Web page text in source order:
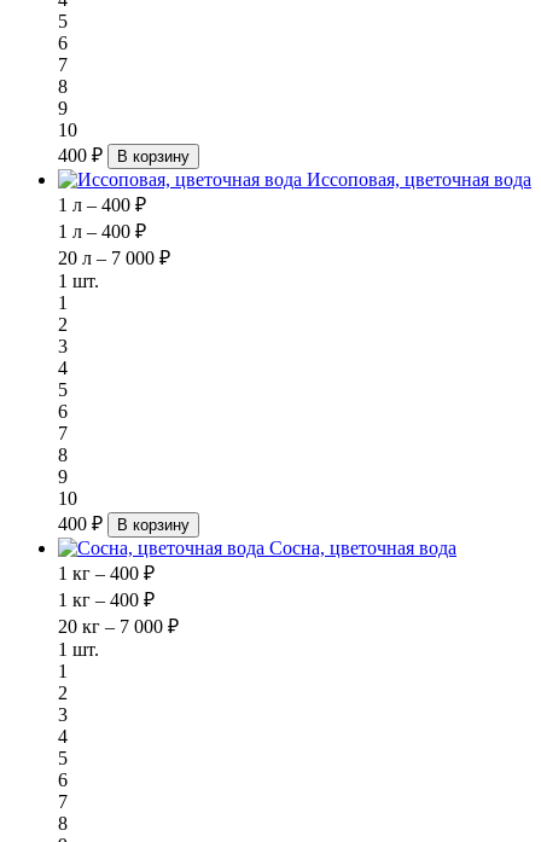
5
6
7
8
9
10
400 ₽
В корзину
Иссоповая, цветочная вода
1 л – 400 ₽
1 л – 400 ₽
20 л – 7 000 ₽
1 шт.
1
2
3
4
5
6
7
8
9
10
400 ₽
В корзину
Сосна, цветочная вода
1 кг – 400 ₽
1 кг – 400 ₽
20 кг – 7 000 ₽
1 шт.
1
2
3
4
5
6
7
8